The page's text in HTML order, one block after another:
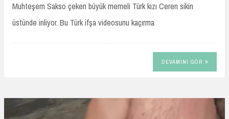
Muhteşem Sakso çeken büyük memeli Türk kızı Ceren sikin
üstünde inliyor. Bu Türk ifşa videosunu kaçırma
DEVAMINI GÖR